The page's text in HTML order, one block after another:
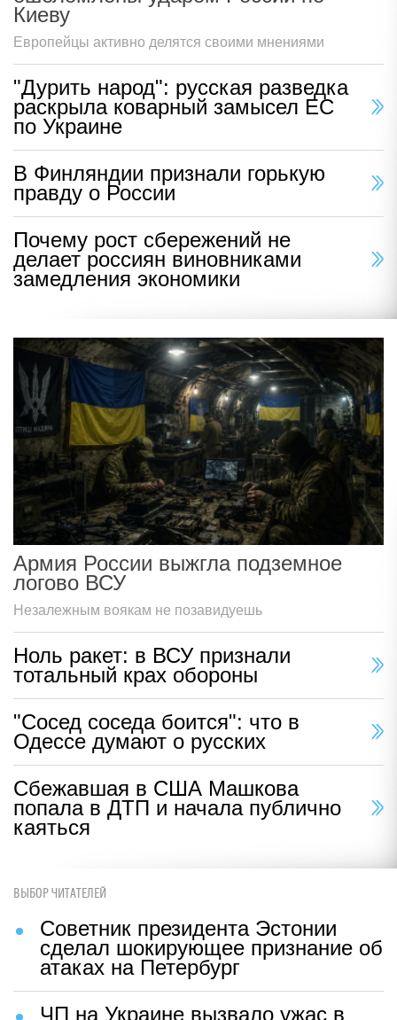
Киеву
Европейцы активно делятся своими мнениями
"Дурить народ": русская разведка
раскрыла коварный замысел ЕС
по Украине
В Финляндии признали горькую
правду о России
Почему рост сбережений не
делает россиян виновниками
замедления экономики
Армия России выжгла подземное
логово ВСУ
Незалежным воякам не позавидуешь
Ноль ракет: в ВСУ признали
тотальный крах обороны
"Сосед соседа боится": что в
Одессе думают о русских
Сбежавшая в США Машкова
попала в ДТП и начала публично
каяться
ВЫБОР ЧИТАТЕЛЕЙ
Советник президента Эстонии
сделал шокирующее признание об
атаках на Петербург
ЧП на Украине вызвало ужас в